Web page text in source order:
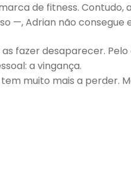
de fitness.
—, Adrian não
fazer desaparecer.
a vingança.
muito mais a perder.